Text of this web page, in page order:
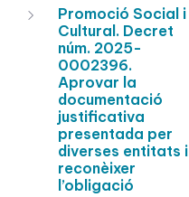
Promoció Social i
Cultural. Decret
núm. 2025-
0002396.
Aprovar la
documentació
justificativa
presentada per
diverses entitats i
reconèixer
l’obligació